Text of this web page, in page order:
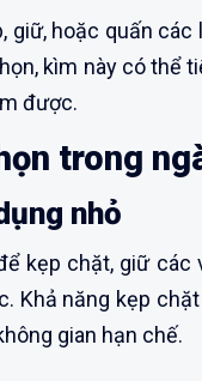
hoặc quấn các
kìm này có thể
được.
trong
nhỏ
kẹp chặt, giữ các
Khả năng kẹp
gian hạn chế.